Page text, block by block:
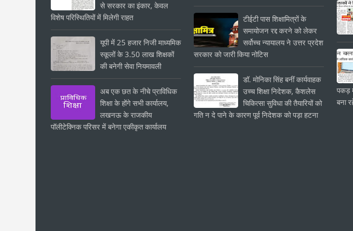
से सरकार का इंकार, केवल
विशेष परिस्थितियों में मिलेगी राहत
यूपी में 25 हजार निजी माध्यमिक
स्कूलों के 3.50 लाख शिक्षकों
की बनेगी सेवा नियमावली
अब एक छत के नीचे प्राविधिक
शिक्षा के होंगे सभी कार्यालय,
लखनऊ के राजकीय
पॉलीटेक्निक परिसर में बनेगा एकीकृत कार्यालय
टीईटी पास शिक्षामित्रों के
समायोजन रद्द करने को लेकर
सर्वोच्च न्यायालय ने उत्तर प्रदेश
सरकार को जारी किया नोटिस
डॉ. मोनिका सिंह बनीं कार्यवाहक
उच्च शिक्षा निदेशक, कैशलेस
चिकित्सा सुविधा की तैयारियों को
गति न दे पाने के कारण पूर्व निदेशक को पड़ा हटना
पकड़
बना